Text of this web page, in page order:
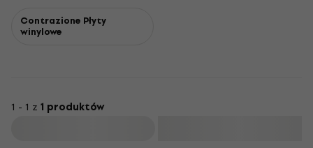
Contrazione Płyty
winylowe
1 - 1 z 1 produktów